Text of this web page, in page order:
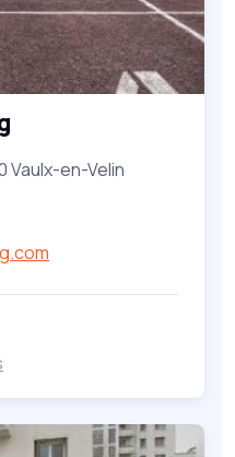
Vaulx-en-Velin